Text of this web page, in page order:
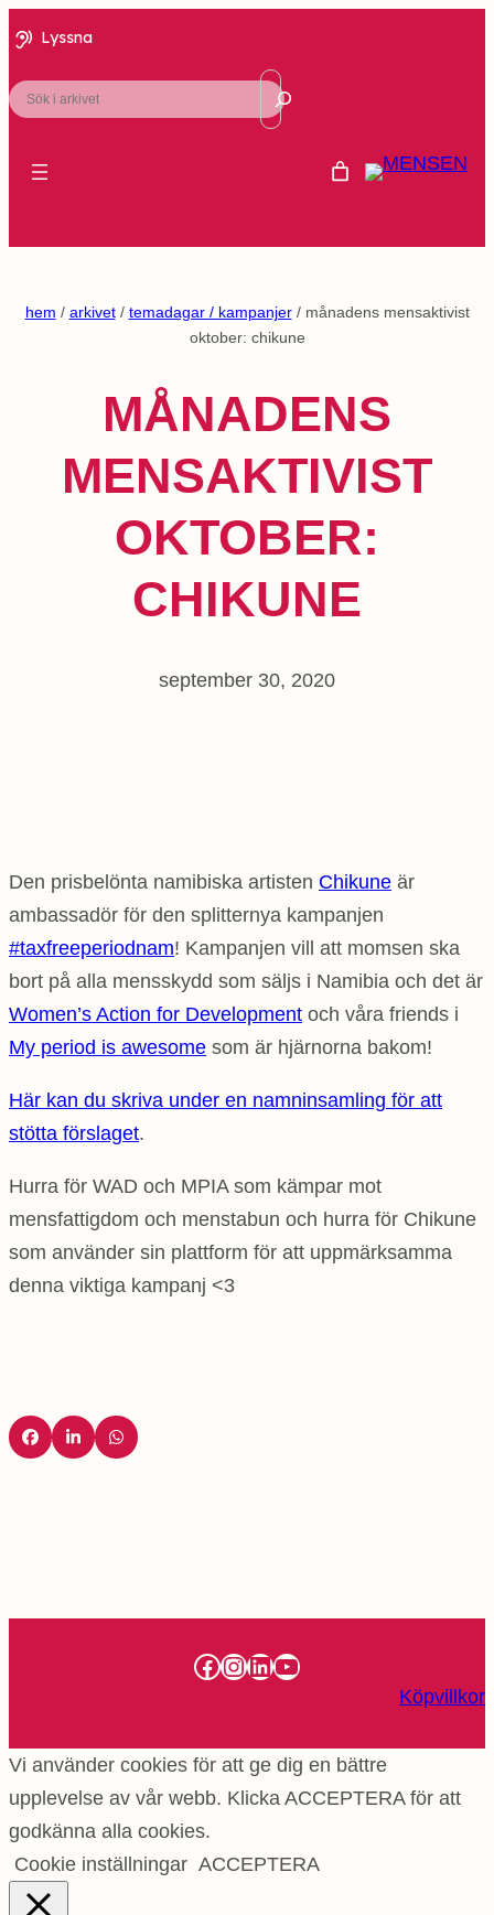
Lyssna
Sök
hem / arkivet/ temadagar / kampanjer/ månadens mensaktivist
oktober: chikune
MÅNADENS
MENSAKTIVIST
OKTOBER:
CHIKUNE
september 30, 2020
Den prisbelönta namibiska artisten Chikune är
ambassadör för den splitternya kampanjen
#taxfreeperiodnam! Kampanjen vill att momsen ska
bort på alla mensskydd som säljs i Namibia och det är
Women’s Action for Development och våra friends i
My period is awesome som är hjärnorna bakom!
Här kan du skriva under en namninsamling för att
stötta förslaget.
Hurra för WAD och MPIA som kämpar mot
mensfattigdom och menstabun och hurra för Chikune
som använder sin plattform för att uppmärksamma
denna viktiga kampanj <3
Facebook
Instagram
LinkedIn
YouTube
Köpvillkor
Vi använder cookies för att ge dig en bättre
upplevelse av vår webb. Klicka ACCEPTERA för att
godkänna alla cookies.
Cookie inställningar ACCEPTERA